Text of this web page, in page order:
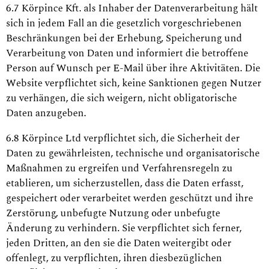
6.7 Körpince Kft. als Inhaber der Datenverarbeitung hält
sich in jedem Fall an die gesetzlich vorgeschriebenen
Beschränkungen bei der Erhebung, Speicherung und
Verarbeitung von Daten und informiert die betroffene
Person auf Wunsch per E-Mail über ihre Aktivitäten. Die
Website verpflichtet sich, keine Sanktionen gegen Nutzer
zu verhängen, die sich weigern, nicht obligatorische
Daten anzugeben.
6.8 Körpince Ltd verpflichtet sich, die Sicherheit der
Daten zu gewährleisten, technische und organisatorische
Maßnahmen zu ergreifen und Verfahrensregeln zu
etablieren, um sicherzustellen, dass die Daten erfasst,
gespeichert oder verarbeitet werden geschützt und ihre
Zerstörung, unbefugte Nutzung oder unbefugte
Änderung zu verhindern. Sie verpflichtet sich ferner,
jeden Dritten, an den sie die Daten weitergibt oder
offenlegt, zu verpflichten, ihren diesbezüglichen